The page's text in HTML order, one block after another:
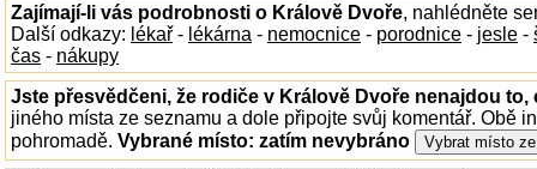
Zajímají-li vás podrobnosti o Králově Dvoře, nahlédněte
Další odkazy: lékař - lékárna - nemocnice - porodnice - jesle -
čas - nákupy
Jste přesvědčeni, že rodiče v Králově Dvoře nenajdou to,
jiného místa ze seznamu a dole připojte svůj komentář. Obě
pohromadě. Vybrané místo: zatím nevybráno